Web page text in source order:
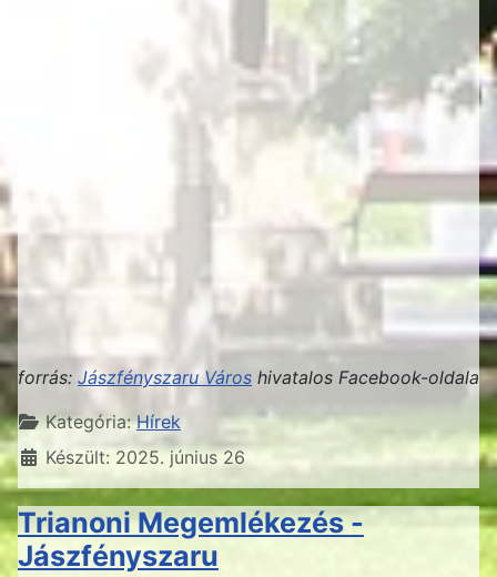
forrás: Jászfényszaru Város hivatalos Facebook-oldala
Részletek
Kategória:Hírek
Készült: 2025. június 26
Trianoni Megemlékezés -
Jászfényszaru